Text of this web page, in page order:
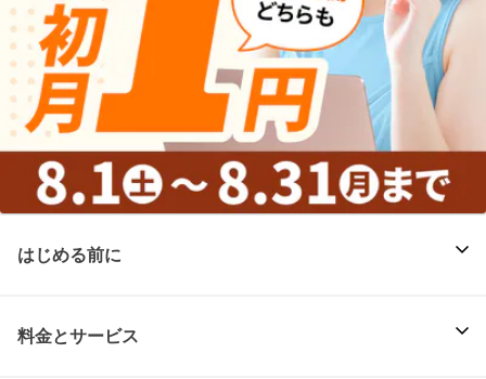
はじめる前に
料金とサービス